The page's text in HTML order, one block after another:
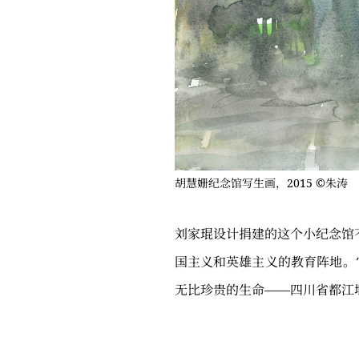
胡慧姗纪念馆写生画，2015 ©朱涛
刘家琨设计捐建的这个小纪念
国主义和英雄主义的教育阵地
无比珍贵的生命——四川省都江